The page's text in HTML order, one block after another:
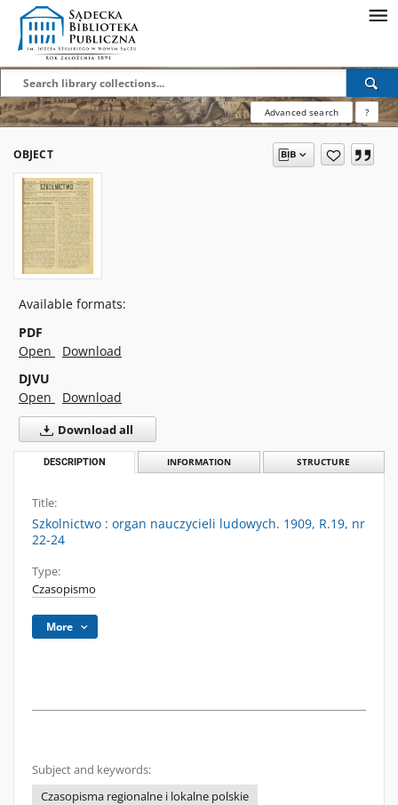
Advanced search ?
OBJECT
Available formats:
PDF
Open
Download
DJVU
Open
Download
Download all
DESCRIPTION INFORMATION STRUCTURE
Title:
Szkolnictwo : organ nauczycieli ludowych. 1909, R.19, nr
22-24
Type:
Czasopismo
More
Subject and keywords:
Czasopisma regionalne i lokalne polskie